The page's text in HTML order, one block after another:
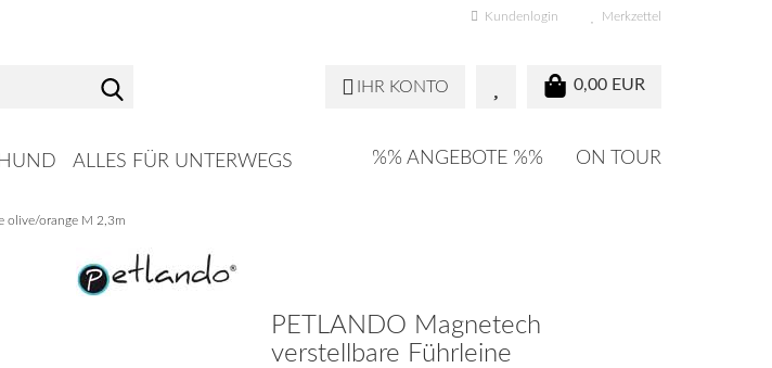
Kundenlogin Merkzettel
0,00 EUR
IHR KONTO
ALLES FÜR UNTERWEGS %% ANGEBOTE %% ON TOUR
olive/orange M 2,3m
PETLANDO Magnetech
verstellbare Führleine